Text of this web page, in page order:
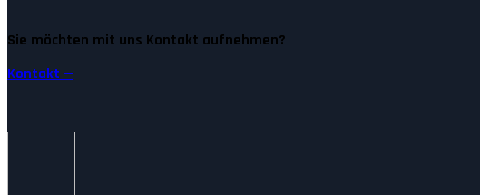
Sie möchten mit uns Kontakt aufnehmen?
Kontakt —